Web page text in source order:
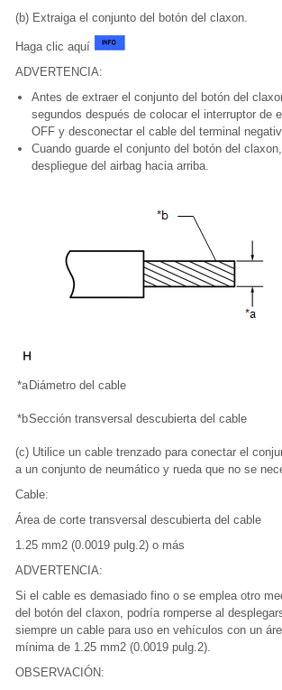
(b) Extraiga el conjunto del botón del claxon.
Haga clic aquí
ADVERTENCIA:
Antes de extraer el conjunto del botón del
segundos después de colocar el interruptor de
OFF y desconectar el cable del terminal
Cuando guarde el conjunto del botón del
despliegue del airbag hacia arriba.
*a Diámetro del cable
*bSección transversal descubierta del cable
(c) Utilice un cable trenzado para conectar el
a un conjunto de neumático y rueda que no se
Cable:
Área de corte transversal descubierta del cable
1.25 mm2 (0.0019 pulg.2) o más
ADVERTENCIA:
Si el cable es demasiado fino o se emplea otro
del botón del claxon, podría romperse al
siempre un cable para uso en vehículos con un
mínima de 1.25 mm2 (0.0019 pulg.2).
OBSERVACIÓN: